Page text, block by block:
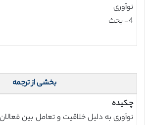
نوآوری
4- بحث
بخشی از ترجمه
چکیده
نوآوری به دلیل خلاقیت و تعامل بین